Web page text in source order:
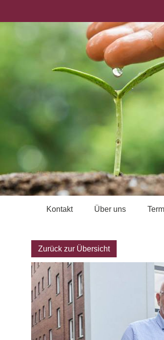
Kontakt Über uns
Zurück zur Übersicht